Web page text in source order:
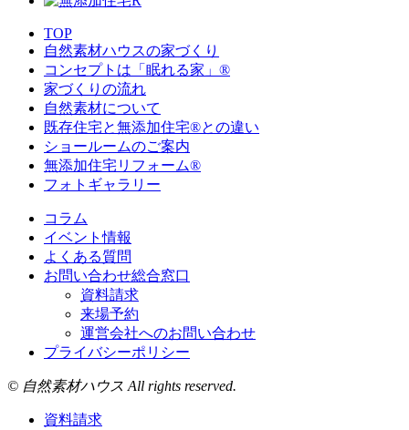
TOP
自然素材ハウスの家づくり
コンセプトは「眠れる家」®
家づくりの流れ
自然素材について
既存住宅と無添加住宅®との違い
ショールームのご案内
無添加住宅リフォーム®
フォトギャラリー
コラム
イベント情報
よくある質問
お問い合わせ総合窓口
資料請求
来場予約
運営会社へのお問い合わせ
プライバシーポリシー
© 自然素材ハウス All rights reserved.
資料請求